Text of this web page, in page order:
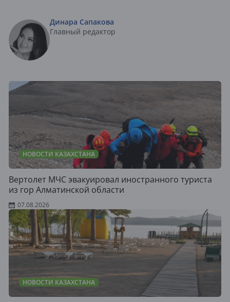
Динара Сапакова
Главный редактор
НОВОСТИ КАЗАХСТАНА
Вертолет МЧС эвакуировал иностранного туриста
из гор Алматинской области
07.08.2026
НОВОСТИ КАЗАХСТАНА